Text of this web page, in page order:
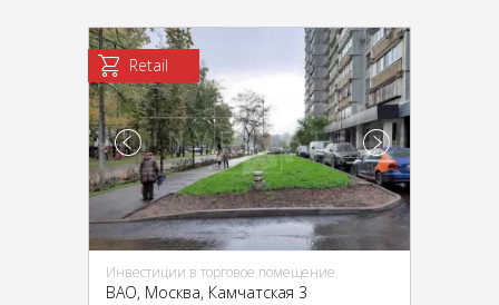
Retail
Инвестиции в торговое помещение
ВАО, Москва, Камчатская 3